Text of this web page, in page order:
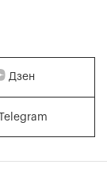
Дзен
Telegram